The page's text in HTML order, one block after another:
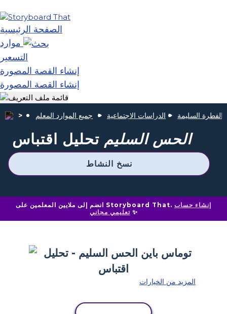
الصفحة الرئيسية
موارد
التسعير
إنشاء القصة المصورة
إنشاء القصة المصورة
جميع الموارد المعلم الدراسات الاجتماعية الفطرة السليمة
الحس السليم تحليل اقتباس
نسخ النشاط
انضم إلى ملايين المعلمين على Storyboard That. إنشاء حساب
تعليمي مجاني✨
المزيد من الخيارات